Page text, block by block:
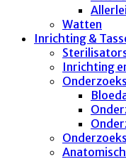
Allerlei
Watten
Inrichting &
Inrichting